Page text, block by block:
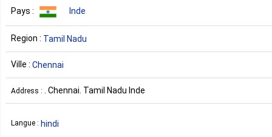
Pays : Inde
Region : Tamil Nadu
Ville : Chennai
Address : . Chennai. Tamil Nadu Inde
Langue : hindi